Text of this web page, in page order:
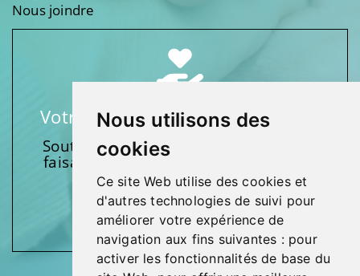
Nous utilisons des
cookies
Ce site Web utilise des cookies et
d'autres technologies de suivi pour
améliorer votre expérience de
navigation aux fins suivantes : pour
activer les fonctionnalités de base du
Nous joindre
Votre soutien fait une différence
Soutenez l’une de nos fondations en
faisant un don et en participant aux
activités.
Donnez généreusement!